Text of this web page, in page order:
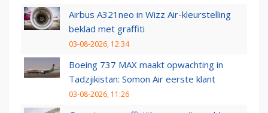
Airbus A321neo in Wizz Air-kleurstelling
beklad met graffiti
03-08-2026, 12:34
Boeing 737 MAX maakt opwachting in
Tadzjikistan: Somon Air eerste klant
03-08-2026, 11:26